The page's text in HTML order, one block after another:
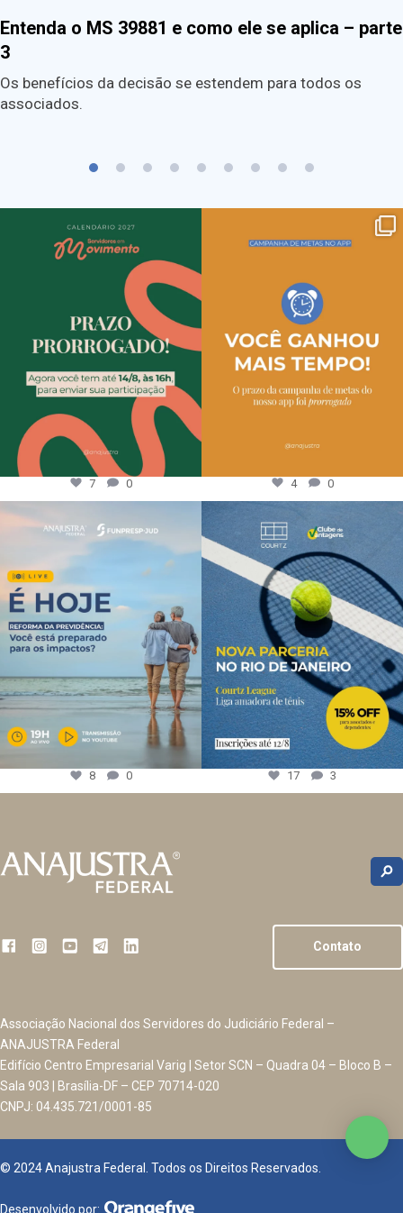
Entenda o MS 39881 e como ele se aplica – parte
3
Os benefícios da decisão se estendem para todos os
associados.
7 0 4 0
8 0 17 3
Contato
Associação Nacional dos Servidores do Judiciário Federal –
ANAJUSTRA Federal
Edifício Centro Empresarial Varig | Setor SCN – Quadra 04 – Bloco B –
Sala 903 | Brasília-DF – CEP 70714-020
CNPJ: 04.435.721/0001-85
© 2024 Anajustra Federal. Todos os Direitos Reservados.
Desenvolvido por: